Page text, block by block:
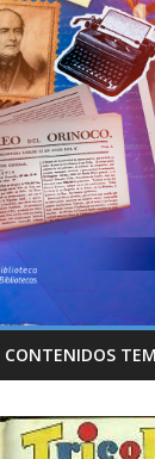
CONTENIDOS